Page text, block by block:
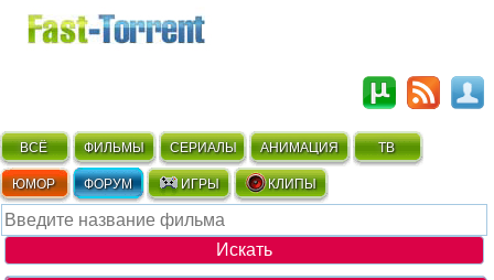
ВСЁ ФИЛЬМЫ СЕРИАЛЫ АНИМАЦИЯ ТВ
ЮМОР ФОРУМ ИГРЫ КЛИПЫ